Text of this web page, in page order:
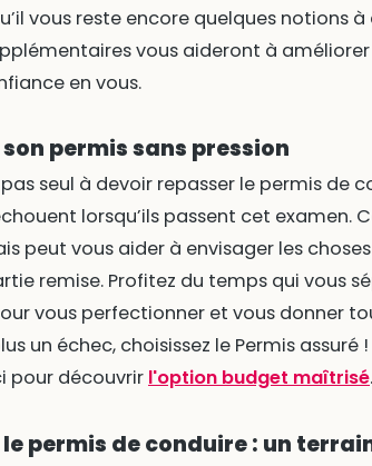
vous reste encore quelques notions à
vous aideront à
en vous.
permis sans pression
pas seul à devoir repasser le permis de
lorsqu’ils passent cet examen.
peut vous aider à envisager les
remise. Profitez du temps qui vous
vous perfectionner et vous donner
un échec, choisissez le Permis assuré !
pour découvrir l'option budget maîtrisé.
le permis de conduire : un